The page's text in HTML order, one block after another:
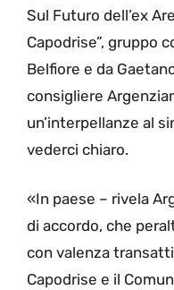
Sul Futuro dell’ex
Capodrise”, gruppo
Belfiore e da
consigliere
un’interpellanze al
vederci chiaro.
«In paese – rivela
di accordo, che
con valenza
Capodrise e il